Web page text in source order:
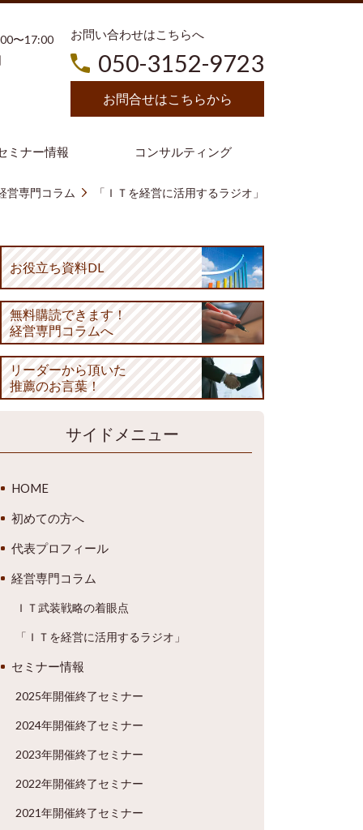
〜17:00
お問い合わせはこちらへ
050-3152-9723
お問合せはこちらから
ミナー情報 コンサルティング
営専門コラム 「ＩＴを経営に活用するラジオ」
お役立ち資料DL
無料購読できます！
経営専門コラムへ
リーダーから頂いた
推薦のお言葉！
サイドメニュー
HOME
初めての方へ
代表プロフィール
経営専門コラム
ＩＴ武装戦略の着眼点
「ＩＴを経営に活用するラジオ」
セミナー情報
2025年開催終了セミナー
2024年開催終了セミナー
2023年開催終了セミナー
2022年開催終了セミナー
2021年開催終了セミナー